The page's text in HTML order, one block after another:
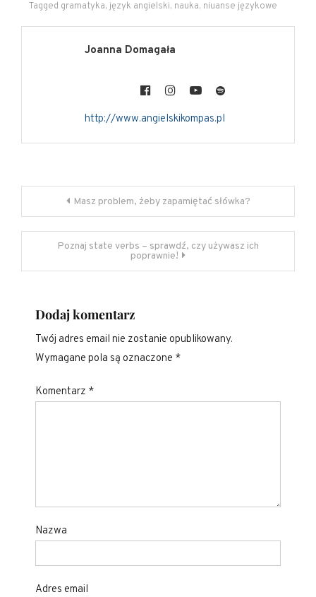
Tagged gramatyka, język angielski, nauka, niuanse językowe
Joanna Domagała
http://www.angielskikompas.pl
Masz problem, żeby zapamiętać słówka?
Poznaj state verbs – sprawdź, czy używasz ich
poprawnie!
Dodaj komentarz
Twój adres email nie zostanie opublikowany.
Wymagane pola są oznaczone *
Komentarz *
Nazwa
Adres email